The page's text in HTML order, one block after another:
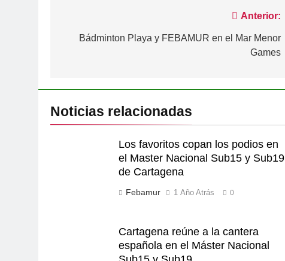
Anterior:
Bádminton Playa y FEBAMUR en el Mar Menor
Games
Noticias relacionadas
Los favoritos copan los podios en
el Master Nacional Sub15 y Sub19
de Cartagena
Febamur 1 Año Atrás 0
Cartagena reúne a la cantera
española en el Máster Nacional